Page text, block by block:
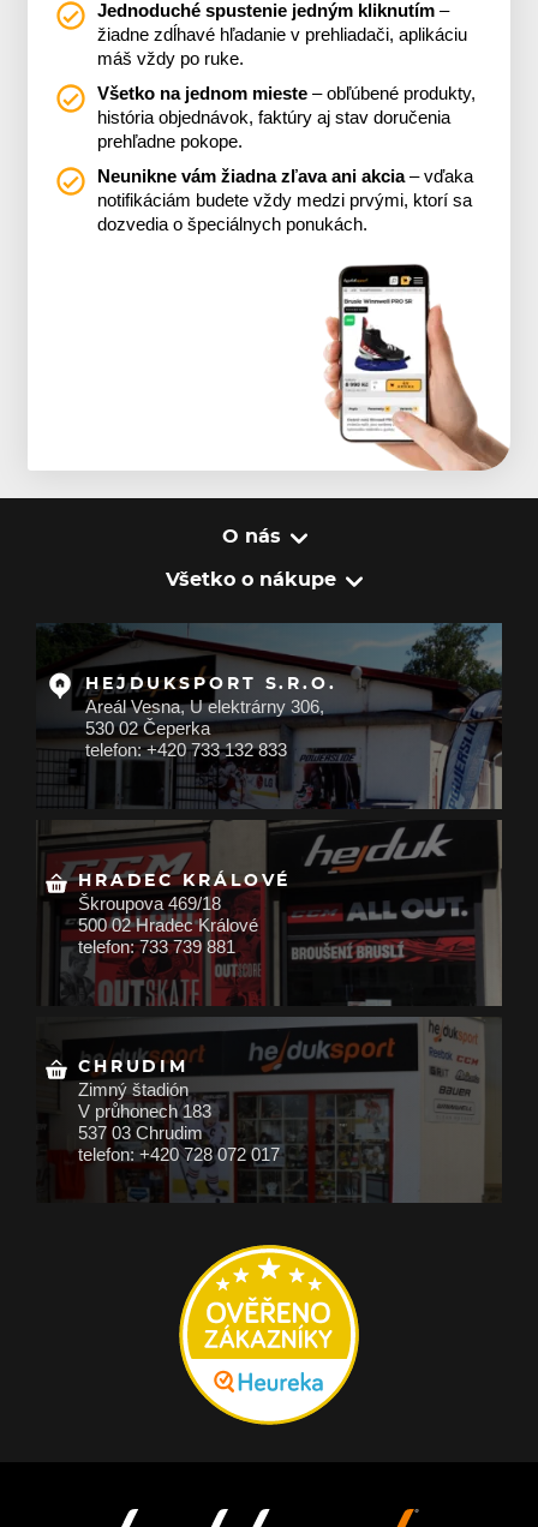
Jednoduché spustenie jedným kliknutím –
žiadne zdĺhavé hľadanie v prehliadači, aplikáciu
máš vždy po ruke.
Všetko na jednom mieste – obľúbené produkty,
história objednávok, faktúry aj stav doručenia
prehľadne pokope.
Neunikne vám žiadna zľava ani akcia– vďaka
notifikáciám budete vždy medzi prvými, ktorí sa
dozvedia o špeciálnych ponukách.
O nás
Všetko o nákupe
HEJDUKSPORT S.R.O.
Areál Vesna, U elektrárny 306,
530 02 Čeperka
telefon: +420 733 132 833
HRADEC KRÁLOVÉ
Škroupova 469/18
500 02 Hradec Králové
telefon: 733 739 881
CHRUDIM
Zimný štadión
V průhonech 183
537 03 Chrudim
telefon: +420 728 072 017